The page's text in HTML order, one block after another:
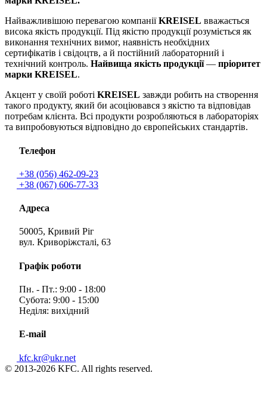
Найважливішою перевагою компаніїKREISEL вважається
висока якість продукції. Під якістю продукції розуміється як
виконання технічних вимог, наявність необхідних
сертифікатів і свідоцтв, а й постійний лабораторний і
технічний контроль. Найвища якість продукції— пріоритет
марки KREISEL.
Акцент у своїй роботі KREISEL завжди робить на створення
такого продукту, який би асоціювався з якістю та відповідав
потребам клієнта. Всі продукти розробляються в лабораторіях
та випробовуються відповідно до європейських стандартів.
Телефон
+38 (056) 462-09-23
+38 (067) 606-77-33
Адреса
50005, Кривий Ріг
вул. Криворіжсталі, 63
Графік роботи
Пн. - Пт.: 9:00 - 18:00
Субота: 9:00 - 15:00
Неділя: вихідний
E-mail
kfc.kr@ukr.net
© 2013-2026 KFC. All rights reserved.